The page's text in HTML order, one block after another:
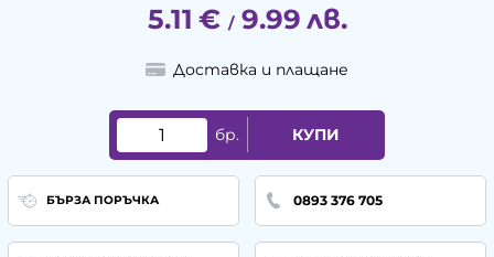
5.11 € / 9.99 лв.
Доставка и плащане
бр. КУПИ
БЪРЗА ПОРЪЧКА 0893 376 705